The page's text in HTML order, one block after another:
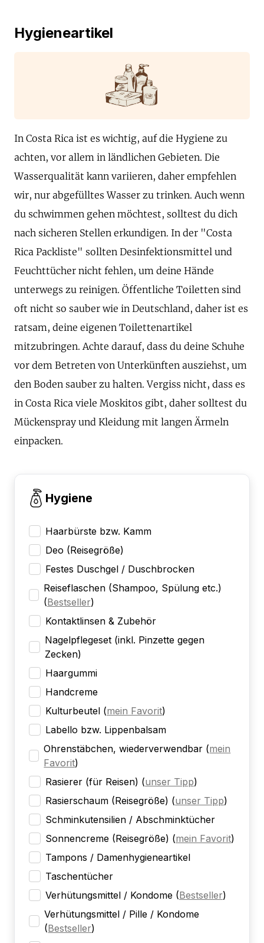
Hygieneartikel
In Costa Rica ist es wichtig, auf die Hygiene zu
achten, vor allem in ländlichen Gebieten. Die
Wasserqualität kann variieren, daher empfehlen
wir, nur abgefülltes Wasser zu trinken. Auch wenn
du schwimmen gehen möchtest, solltest du dich
nach sicheren Stellen erkundigen. In der "Costa
Rica Packliste" sollten Desinfektionsmittel und
Feuchttücher nicht fehlen, um deine Hände
unterwegs zu reinigen. Öffentliche Toiletten sind
oft nicht so sauber wie in Deutschland, daher ist es
ratsam, deine eigenen Toilettenartikel
mitzubringen. Achte darauf, dass du deine Schuhe
vor dem Betreten von Unterkünften ausziehst, um
den Boden sauber zu halten. Vergiss nicht, dass es
in Costa Rica viele Moskitos gibt, daher solltest du
Mückenspray und Kleidung mit langen Ärmeln
einpacken.
Hygiene
Haarbürste bzw. Kamm
Deo (Reisegröße)
Festes Duschgel / Duschbrocken
Reiseflaschen (Shampoo, Spülung etc.)
(Bestseller)
Kontaktlinsen & Zubehör
Nagelpflegeset (inkl. Pinzette gegen
Zecken)
Haargummi
Handcreme
Kulturbeutel (mein Favorit)
Labello bzw. Lippenbalsam
Ohrenstäbchen, wiederverwendbar (mein
Favorit)
Rasierer (für Reisen) (unser Tipp)
Rasierschaum (Reisegröße) (unser Tipp)
Schminkutensilien / Abschminktücher
Sonnencreme (Reisegröße) (mein Favorit)
Tampons / Damenhygieneartikel
Taschentücher
Verhütungsmittel / Kondome (Bestseller)
Verhütungsmittel / Pille / Kondome
(Bestseller)